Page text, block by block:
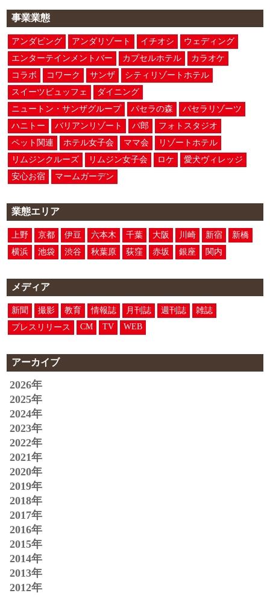
事業業態
アンダピング アンダリゾート イチオシ
ウェディング
エンターテインメントバー
カプセルホテル
カラオケ
コラボ
コワーク サンザ
シティリゾートホテル
スイーツビュッフェ
ダイニング
ニュートン・サンザグループ
パセラの森
パセラリゾーツ
ハニトー
バリアンリゾート パ郎
フォトスタジオ
ペット関連
ホテル女子会 ママ会
リゾートホテル
リムジンクルーズ
リムジン女子会 ロケ
愛犬ヴィレッジ
安心お宿
マームガーデン
業態エリア
上野 京都 伊豆 六本木 千葉 大阪 川崎 新宿
新橋
横浜
池袋 渋谷 秋葉原 荻窪 赤坂 銀座 関内
メディア
新聞 撮影 教育 情報誌 月刊誌 週刊誌
雑誌
プレスリリース
CM TV WEB
アーカイブ
2026年
2025年
2024年
2023年
2022年
2021年
2020年
2019年
2018年
2017年
2016年
2015年
2014年
2013年
2012年